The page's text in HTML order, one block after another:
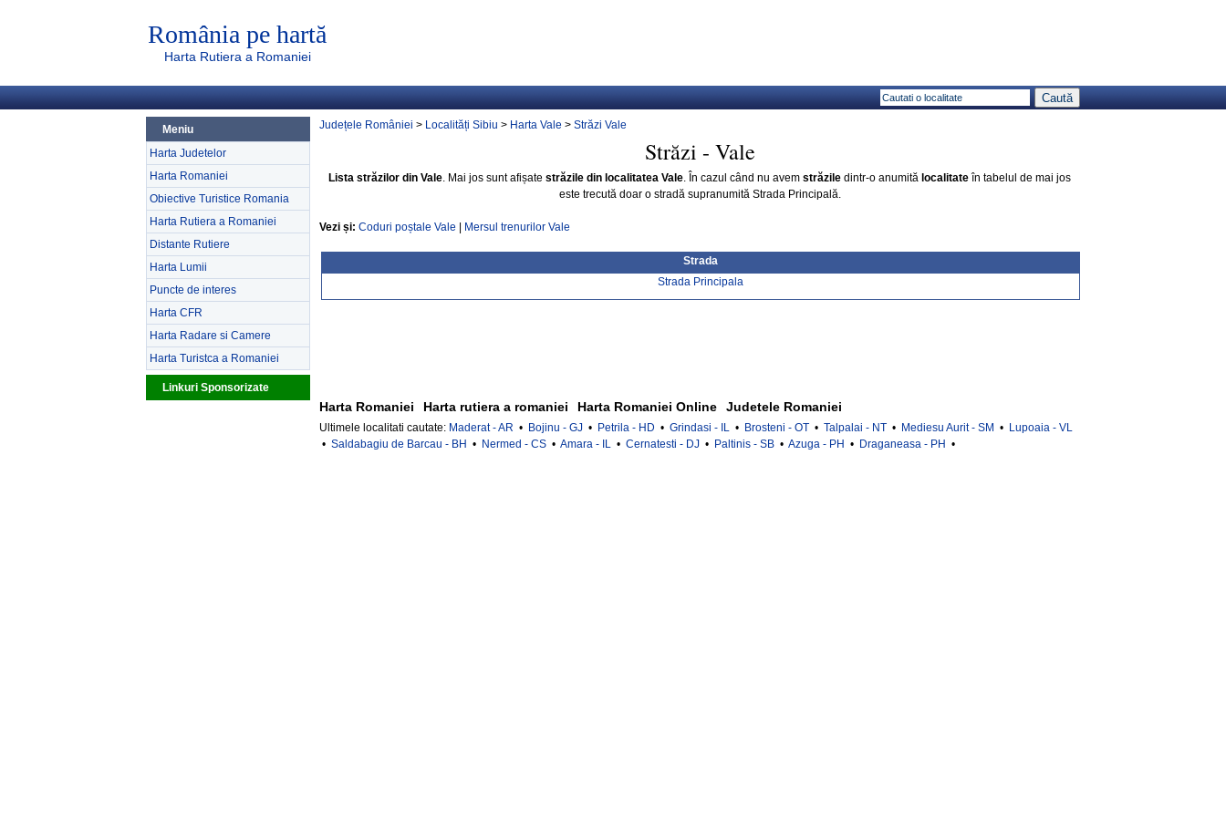
România pe hartă
Harta Rutiera a Romaniei
Meniu
Harta Judetelor
Harta Romaniei
Obiective Turistice Romania
Harta Rutiera a Romaniei
Distante Rutiere
Harta Lumii
Puncte de interes
Harta CFR
Harta Radare si Camere
Harta Turistca a Romaniei
Linkuri Sponsorizate
Județele României > Localități Sibiu > Harta Vale > Străzi Vale
Străzi - Vale
Lista străzilor din Vale. Mai jos sunt afișate străzile din localitatea Vale. În cazul când nu avem străzile dintr-o anumită localitate în tabelul de mai jos
este trecută doar o stradă supranumită Strada Principală.
Vezi și: Coduri poștale Vale Mersul trenurilor Vale
Strada
Strada Principala
Harta Romaniei Harta rutiera a romaniei Harta Romaniei Online Judetele Romaniei
Ultimele localitati cautate: Maderat - AR • Bojinu - GJ • Petrila - HD • Grindasi - IL • Brosteni - OT • Talpalai - NT • Mediesu Aurit - SM • Lupoaia - VL
• Saldabagiu de Barcau - BH • Nermed - CS • Amara - IL • Cernatesti - DJ • Paltinis - SB • Azuga - PH • Draganeasa - PH •